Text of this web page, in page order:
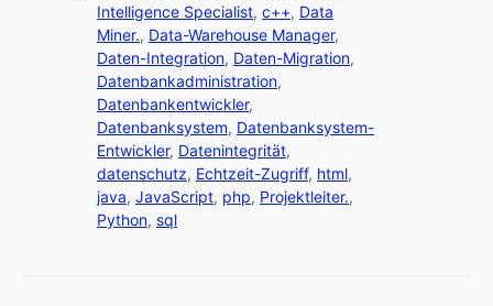
Intelligence Specialist, c++, Data
Miner., Data-Warehouse Manager,
Daten-Integration, Daten-Migration,
Datenbankadministration,
Datenbankentwickler,
Datenbanksystem, Datenbanksystem-
Entwickler, Datenintegrität,
datenschutz, Echtzeit-Zugriff, html,
java, JavaScript, php, Projektleiter.,
Python, sql